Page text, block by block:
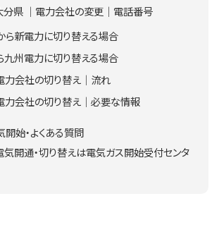
分県 ｜電力会社の変更｜電話番号
ら新電力に切り替える場合
九州電力に切り替える場合
力会社の切り替え｜流れ
力会社の切り替え｜必要な情報
始・よくある質問
開通・切り替えは電気ガス開始受付センタ